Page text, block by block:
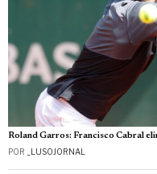
Roland Garros: Francisco Cabral
POR _LUSOJORNAL